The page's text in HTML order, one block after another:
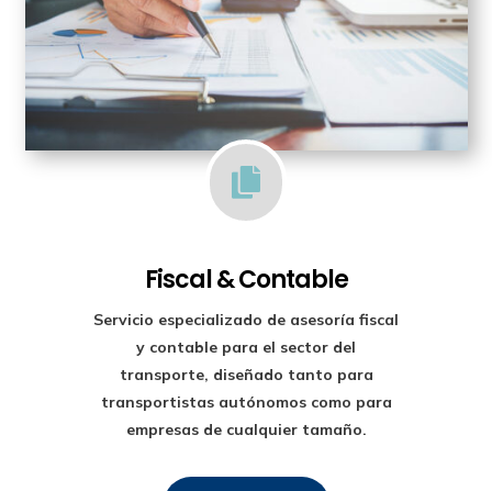

Fiscal & Contable
Servicio especializado de asesoría fiscal
y contable para el sector del
transporte, diseñado tanto para
transportistas autónomos como para
empresas de cualquier tamaño.